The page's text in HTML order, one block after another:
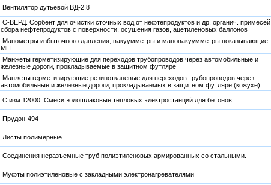
Вентилятор дутьевой ВД-2,8
С-ВЕРД. Сорбент для очистки сточных вод от нефтепродуктов и др. органич. примесей,
сбора нефтепродуктов с поверхности, осушения газов, ацетиленовых баллонов
Манометры избыточного давления, вакуумметры и мановакуумметры показывающие
МП :
Манжеты герметизирующие для переходов трубопроводов через автомобильные и
железные дороги, прокладываемые в защитном футляре
Манжеты герметизирующие резинотканевые для переходов трубопроводов через
автомобильные и железные дороги, прокладываемых в защитном футляре (кожухе)
С изм.12000. Смеси золошлаковые тепловых электростанций для бетонов
Прудон-494
Листы полимерные
Соединения неразъемные труб полиэтиленовых армированных со стальными.
Муфты полиэтиленовые с закладными электронагревателями